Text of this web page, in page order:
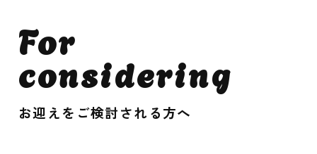
For
considering
お迎えをご検討される方へ